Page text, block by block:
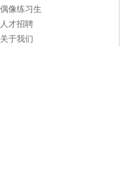
偶像练习生
人才招聘
关于我们